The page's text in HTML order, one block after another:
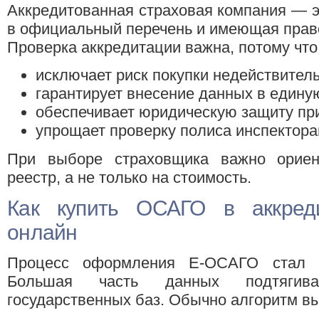
Аккредитованная страховая компания —
в официальный перечень и имеющая
Проверка аккредитации важна, потому
исключает риск покупки
гарантирует внесение данных в
обеспечивает юридическую защиту
упрощает проверку полиса
При выборе страховщика важно
реестр, а не только на стоимость.
Как купить ОСАГО в
онлайн
Процесс оформления E-ОСАГО стал
Большая часть данных
государственных баз. Обычно алгоритм